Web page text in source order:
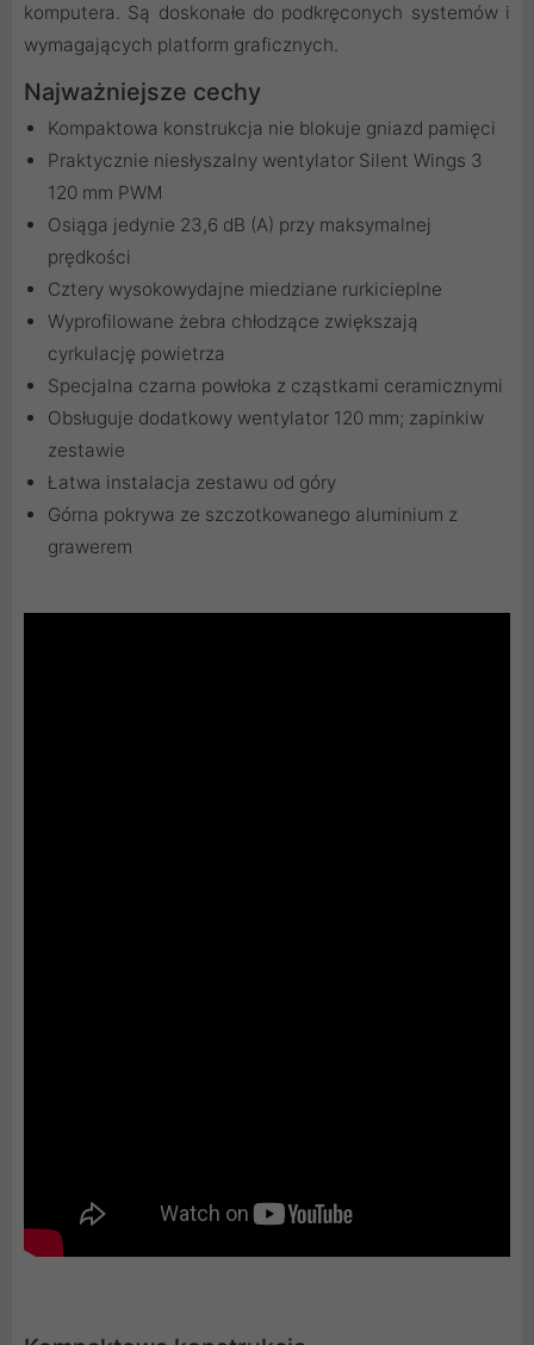
komputera. Są doskonałe do podkręconych systemów i
wymagających platform graficznych.
Najważniejsze cechy
Kompaktowa konstrukcja nie blokuje gniazd pamięci
Praktycznie niesłyszalny wentylator Silent Wings 3
120 mm PWM
Osiąga jedynie 23,6 dB (A) przy maksymalnej
prędkości
Cztery wysokowydajne miedziane rurkicieplne
Wyprofilowane żebra chłodzące zwiększają
cyrkulację powietrza
Specjalna czarna powłoka z cząstkami ceramicznymi
Obsługuje dodatkowy wentylator 120 mm; zapinkiw
zestawie
Łatwa instalacja zestawu od góry
Górna pokrywa ze szczotkowanego aluminium z
grawerem